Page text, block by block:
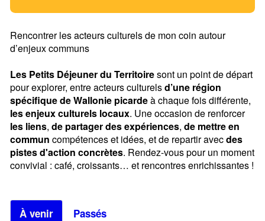
Rencontrer les acteurs culturels de mon coin autour
d’enjeux communs
Les Petits Déjeuner du Territoiresont un point de départ
pour explorer, entre acteurs culturelsd’une région
spécifique de Wallonie picardeà chaque fois différente,
les enjeux culturels locaux. Une occasion de renforcer
les liens, de partager des expériences, de mettre en
commun compétences et idées, et de repartir avecdes
pistes d'action concrètes. Rendez-vous pour un moment
convivial : café, croissants… et rencontres enrichissantes !
À venir Passés